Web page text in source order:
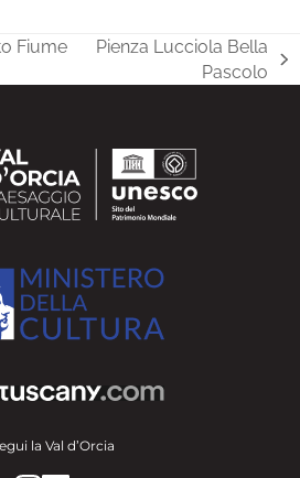
Fiume
Pienza Lucciola Bella
Pascolo
la Val d’Orcia